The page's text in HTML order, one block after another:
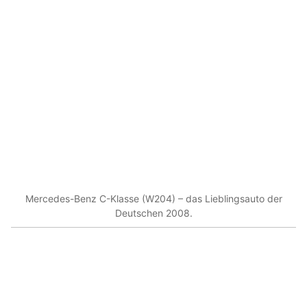
Mercedes-Benz C-Klasse (W204) – das Lieblingsauto der
Deutschen 2008.